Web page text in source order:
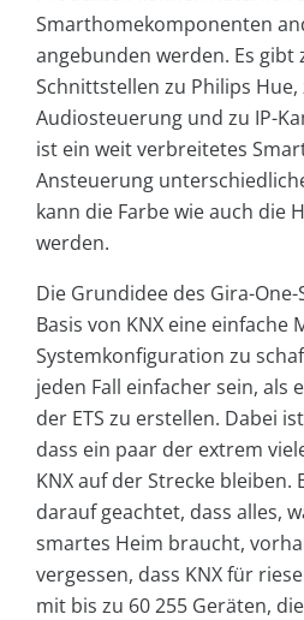
Smarthomekomponenten
angebunden werden. Es gibt
Schnittstellen zu Philips Hue,
Audiosteuerung und zu IP-
ist ein weit verbreitetes
Ansteuerung
kann die Farbe wie auch die
werden.
Die Grundidee des Gira-
Basis von KNX eine einfache
Systemkonfiguration zu
jeden Fall einfacher sein, als
der ETS zu erstellen. Dabei
dass ein paar der extrem
KNX auf der Strecke bleiben.
darauf geachtet, dass alles,
smartes Heim braucht,
vergessen, dass KNX für
mit bis zu 60 255 Geräten,